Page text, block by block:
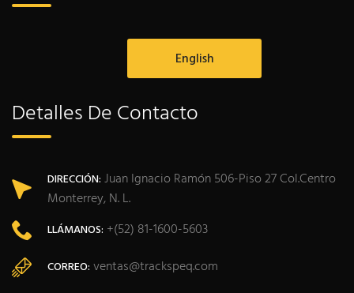
English
Detalles De Contacto
DIRECCIÓN: Juan Ignacio Ramón 506-Piso 27 Col.Centro
Monterrey, N. L.
LLÁMANOS: +(52) 81-1600-5603
CORREO: ventas@trackspeq.com